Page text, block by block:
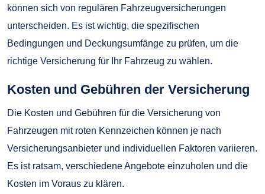
können sich von regulären Fahrzeugversicherungen
unterscheiden. Es ist wichtig, die spezifischen
Bedingungen und Deckungsumfänge zu prüfen, um die
richtige Versicherung für Ihr Fahrzeug zu wählen.
Kosten und Gebühren der Versicherung
Die Kosten und Gebühren für die Versicherung von
Fahrzeugen mit roten Kennzeichen können je nach
Versicherungsanbieter und individuellen Faktoren variieren.
Es ist ratsam, verschiedene Angebote einzuholen und die
Kosten im Voraus zu klären.